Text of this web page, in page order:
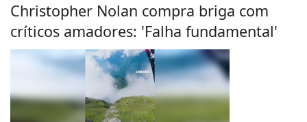
Christopher Nolan compra briga com
críticos amadores: 'Falha fundamental'